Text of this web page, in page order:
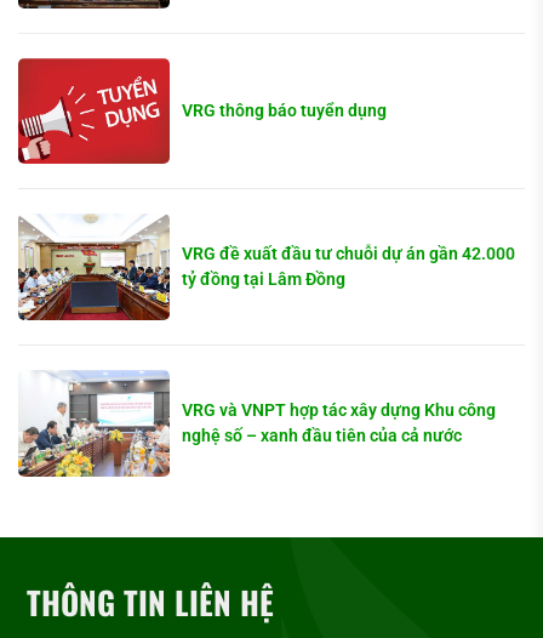
VRG thông báo tuyển dụng
VRG đề xuất đầu tư chuỗi dự án gần 42.000
tỷ đồng tại Lâm Đồng
VRG và VNPT hợp tác xây dựng Khu công
nghệ số – xanh đầu tiên của cả nước
THÔNG TIN LIÊN HỆ